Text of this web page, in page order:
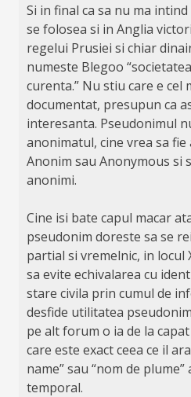
Si in final ca sa nu ma
se folosea si in Anglia
regelui Prusiei si chiar
numeste Blegoo
curenta.” Nu stiu care e cel
documentat, presupun ca
interesanta. Pseudonimul
anonimatul, cine vrea sa fie
Anonim sau Anonymous si
anonimi.
Cine isi bate capul macar
pseudonim doreste sa se
partial si vremelnic, in locul
sa evite echivalarea cu
stare civila prin cumul de
desfide utilitatea
pe alt forum o ia de la
care este exact ceea ce il
name” sau “nom de
temporal.